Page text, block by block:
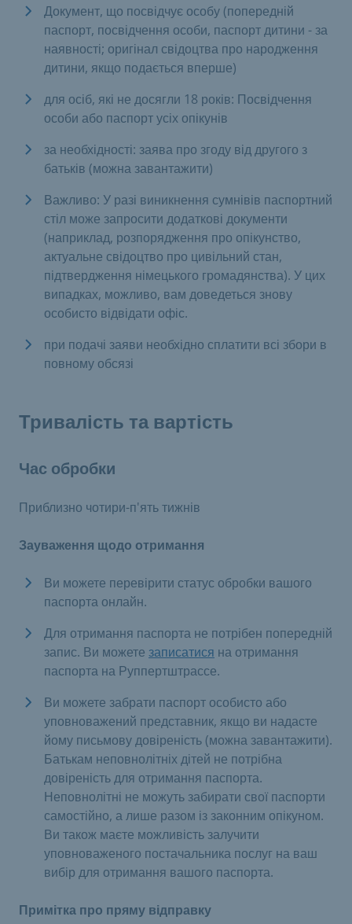
Документ, що посвідчує особу (попередній
паспорт, посвідчення особи, паспорт дитини - за
наявності; оригінал свідоцтва про народження
дитини, якщо подається вперше)
для осіб, які не досягли 18 років: Посвідчення
особи або паспорт усіх опікунів
за необхідності: заява про згоду від другого з
батьків (можна завантажити)
Важливо: У разі виникнення сумнівів паспортний
стіл може запросити додаткові документи
(наприклад, розпорядження про опікунство,
актуальне свідоцтво про цивільний стан,
підтвердження німецького громадянства). У цих
випадках, можливо, вам доведеться знову
особисто відвідати офіс.
при подачі заяви необхідно сплатити всі збори в
повному обсязі
Тривалість та вартість
Час обробки
Приблизно чотири-п'ять тижнів
Зауваження щодо отримання
Ви можете перевірити статус обробки вашого
паспорта онлайн.
Для отримання паспорта не потрібен попередній
запис. Ви можете записатися на отримання
паспорта на Руппертштрассе.
Ви можете забрати паспорт особисто або
уповноважений представник, якщо ви надасте
йому письмову довіреність (можна завантажити).
Батькам неповнолітніх дітей не потрібна
довіреність для отримання паспорта.
Неповнолітні не можуть забирати свої паспорти
самостійно, а лише разом із законним опікуном.
Ви також маєте можливість залучити
уповноваженого постачальника послуг на ваш
вибір для отримання вашого паспорта.
Примітка про пряму відправку